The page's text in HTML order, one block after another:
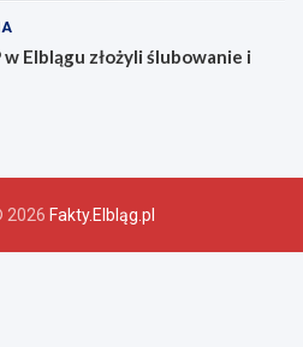
Elblągu złożyli ślubowanie i
2026 Fakty.Elbląg.pl